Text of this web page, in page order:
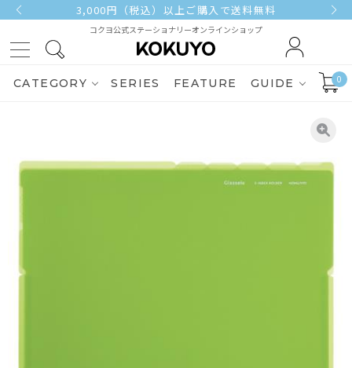
3,000円（税込）以上ご購入で送料無料
コクヨ公式ステーショナリーオンラインショップ
CATEGORY SERIES FEATURE GUIDE 0